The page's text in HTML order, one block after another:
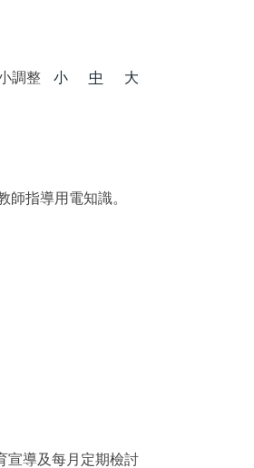
調整 小 中 大
指導用電知識。
宣導及每月定期檢討